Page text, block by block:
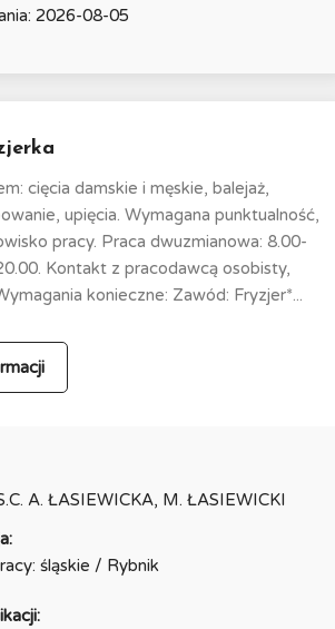
2026-08-05
cięcia damskie i męskie, balejaż,
upięcia. Wymagana punktualność,
pracy. Praca dwuzmianowa: 8.00-
Kontakt z pracodawcą osobisty,
konieczne: Zawód: Fryzjer*...
A. ŁASIEWICKA, M. ŁASIEWICKI
śląskie / Rybnik